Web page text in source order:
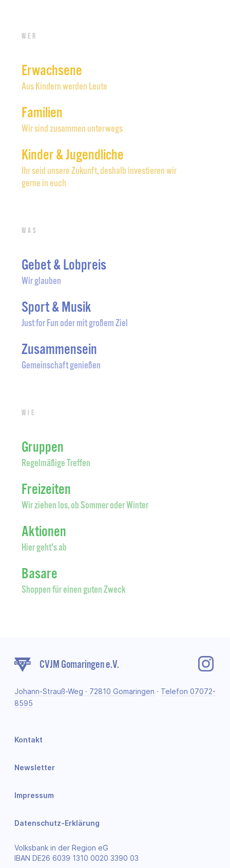
Wer
Erwachsene
Aus Kindern werden Leute
Familien
Wir sind zusammen unterwegs
Kinder & Jugendliche
Ihr seid unsere Zukunft, deshalb investieren wir
gerne in euch
Was
Gebet & Lobpreis
Wir glauben
Sport & Musik
Just for Fun oder mit großem Ziel
Zusammensein
Gemeinschaft genießen
Wie
Gruppen
Regelmäßige Treffen
Freizeiten
Wir ziehen los, ob Sommer oder Winter
Aktionen
Hier geht's ab
Basare
Shoppen für einen guten Zweck
CVJM Gomaringen e.V.
Johann-Strauß-Weg · 72810 Gomaringen · Telefon 07072-
8595
Volksbank in der Region eG
IBAN DE26 6039 1310 0020 3390 03
Kontakt
Newsletter
Impressum
Datenschutz-Erklärung